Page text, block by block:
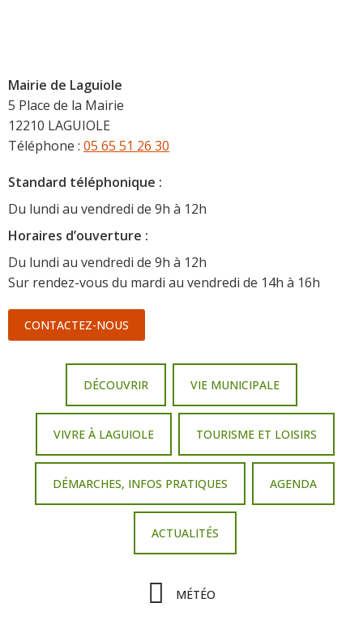
Mairie de Laguiole
5 Place de la Mairie
12210 LAGUIOLE
Téléphone : 05 65 51 26 30
Standard téléphonique :
Du lundi au vendredi de 9h à 12h
Horaires d’ouverture :
Du lundi au vendredi de 9h à 12h
Sur rendez-vous du mardi au vendredi de 14h à 16h
CONTACTEZ-NOUS
DÉCOUVRIR VIE MUNICIPALE
VIVRE À LAGUIOLE TOURISME ET LOISIRS
DÉMARCHES, INFOS PRATIQUES AGENDA
ACTUALITÉS
MÉTÉO